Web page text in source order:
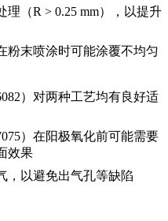
（R > 0.25 mm），以提升
粉末喷涂时可能涂覆不均匀
）对两种工艺均有良好适
）在阳极氧化前可能需要
效果
，以避免出气孔等缺陷